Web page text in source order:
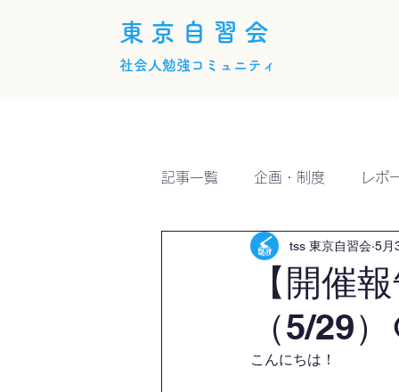
東京自習会
社会人勉強コミュニティ
記事一覧 企画・制度 レポ
【開催
（5/29
tss 東京自習会 5月
こんにちは！